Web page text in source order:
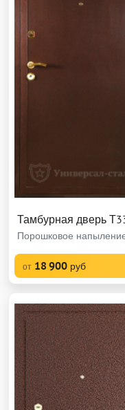
Тамбурная дверь
Порошковое
от 18 900 руб